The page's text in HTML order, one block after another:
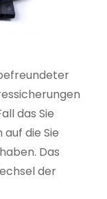
das Sie
die Sie
Das
der